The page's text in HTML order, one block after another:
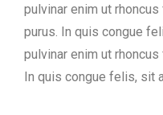
pulvinar enim ut
purus. In quis congue
pulvinar enim ut
In quis congue felis, sit